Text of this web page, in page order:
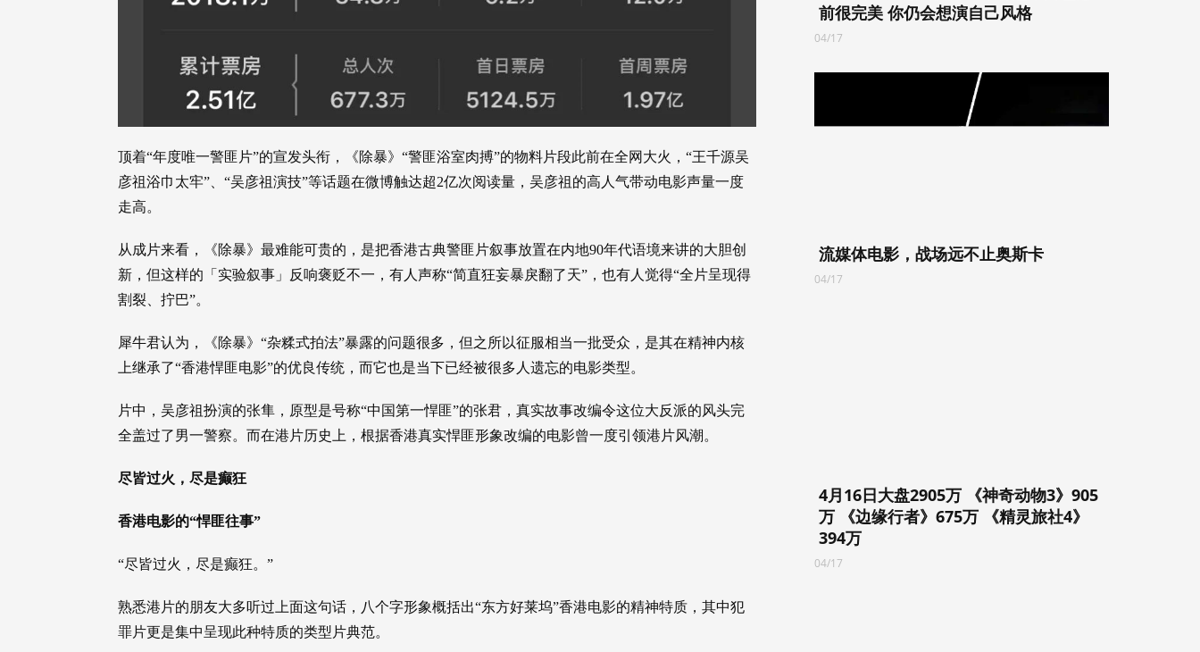
顶着“年度唯一警匪片”的宣发头衔，《除暴》“警匪浴室肉搏”的物料片段此前在全网大火，“王千源吴
彦祖浴巾太牢”、“吴彦祖演技”等话题在微博触达超2亿次阅读量，吴彦祖的高人气带动电影声量一度
走高。
从成片来看，《除暴》最难能可贵的，是把香港古典警匪片叙事放置在内地90年代语境来讲的大胆创
新，但这样的「实验叙事」反响褒贬不一，有人声称“简直狂妄暴戾翻了天”，也有人觉得“全片呈现得
割裂、拧巴”。
犀牛君认为，《除暴》“杂糅式拍法”暴露的问题很多，但之所以征服相当一批受众，是其在精神内核
上继承了“香港悍匪电影”的优良传统，而它也是当下已经被很多人遗忘的电影类型。
片中，吴彦祖扮演的张隼，原型是号称“中国第一悍匪”的张君，真实故事改编令这位大反派的风头完
全盖过了男一警察。而在港片历史上，根据香港真实悍匪形象改编的电影曾一度引领港片风潮。
尽皆过火，尽是癫狂
香港电影的“悍匪往事”
“尽皆过火，尽是癫狂。”
熟悉港片的朋友大多听过上面这句话，八个字形象概括出“东方好莱坞”香港电影的精神特质，其中犯
罪片更是集中呈现此种特质的类型片典范。
前很完美 你仍会想演自己风格
04/17
流媒体电影，战场远不止奥斯卡
04/17
4月16日大盘2905万 《神奇动物3》905
万 《边缘行者》675万 《精灵旅社4》
394万
04/17